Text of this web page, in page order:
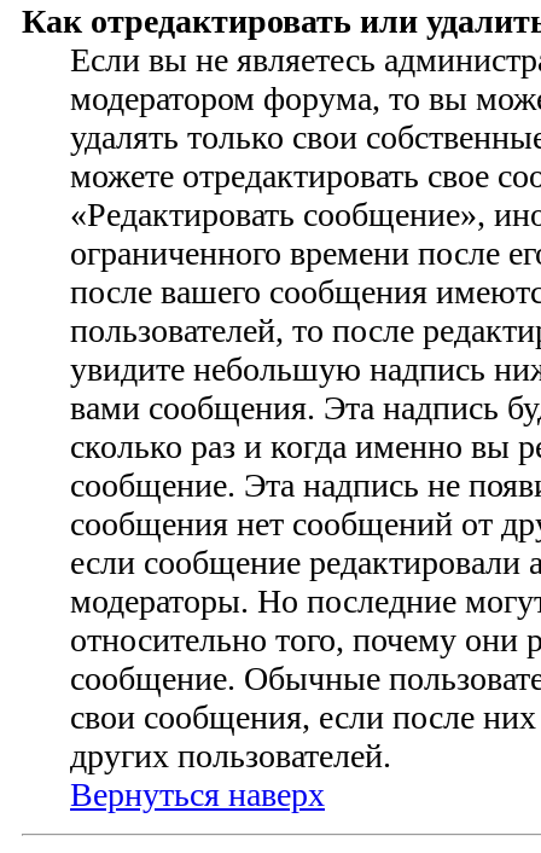
Как отредактировать или
Если вы не являетесь
модератором форума, то вы
удалять только свои
можете отредактировать свое
«Редактировать сообщение»,
ограниченного времени после
после вашего сообщения
пользователей, то после
увидите небольшую надпись
вами сообщения. Эта надпись
сколько раз и когда именно вы
сообщение. Эта надпись не
сообщения нет сообщений от
если сообщение редактировали
модераторы. Но последние
относительно того, почему они
сообщение. Обычные
свои сообщения, если после
других пользователей.
Вернуться наверх